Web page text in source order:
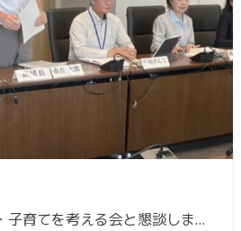
川崎のよりよい保育・子育てを考える会と懇談しました